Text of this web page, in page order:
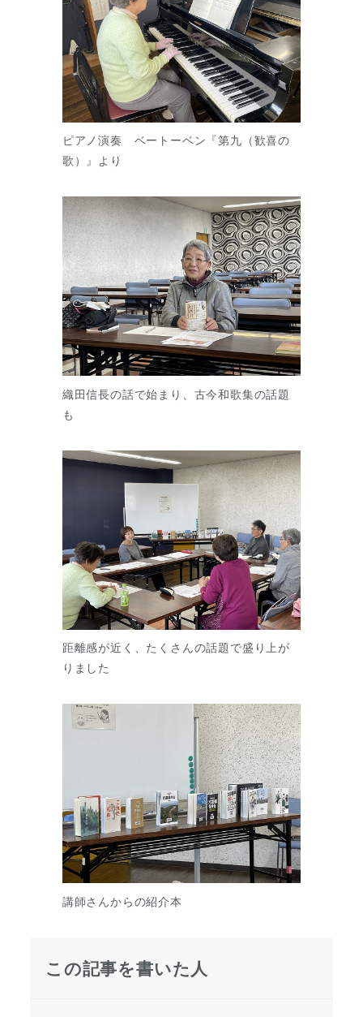
ピアノ演奏 ベートーベン『第九（歓喜の
歌）』より
織田信長の話で始まり、古今和歌集の話題
も
距離感が近く、たくさんの話題で盛り上が
りました
講師さんからの紹介本
この記事を書いた人